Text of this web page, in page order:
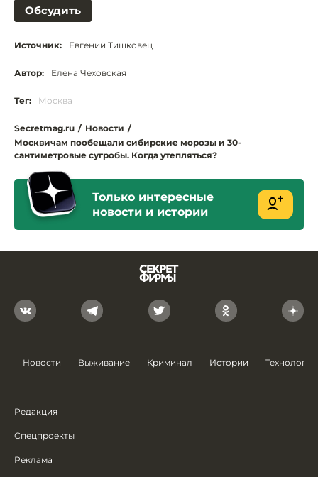
Обсудить
Источник: Евгений Тишковец
Автор: Елена Чеховская
Тег: Москва
Secretmag.ru / Новости /
Москвичам пообещали сибирские морозы и 30-
сантиметровые сугробы. Когда утепляться?
Только интересные
новости и истории
Новости Выживание Криминал Истории Технологии
Редакция
Спецпроекты
Реклама